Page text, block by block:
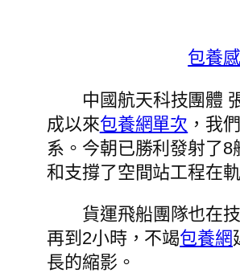
包養
中國航天科技團體
成以來包養網單次 ，我
系。今朝已勝利發射了8
和支撐了空間站工程在
貨運飛船團隊也在
再到2小時，不竭包養網
長的縮影。